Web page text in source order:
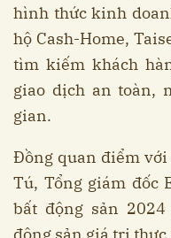
hình thức kinh
hộ Cash-Home,
tìm kiếm khách
giao dịch an toàn,
gian.
Đồng quan điểm
Tú, Tổng giám đốc
bất động sản